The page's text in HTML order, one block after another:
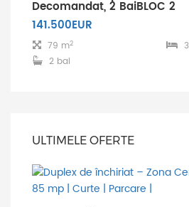
Decomandat, 2 BaiBLOC 2
141.500EUR
79 m2
2 bai
ULTIMELE OFERTE